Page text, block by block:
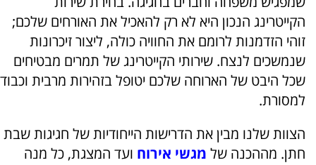
הקייטרינג הנכון היא לא רק להאכיל את האורחים שלכם;
זוהי הזדמנות לרומם את החוויה כולה, ליצור זיכרונות
שנמשכים לנצח. שירותי הקייטרינג של תמרים מבטיחים
שכל היבט של הארוחה שלכם יטופל בזהירות מרבית וכבוד
למסורת.
הצוות שלנו מבין את הדרישות הייחודיות של חגיגות שבת
חתן. מההכנה של מגשי אירוח ועד המצגת, כל מנה